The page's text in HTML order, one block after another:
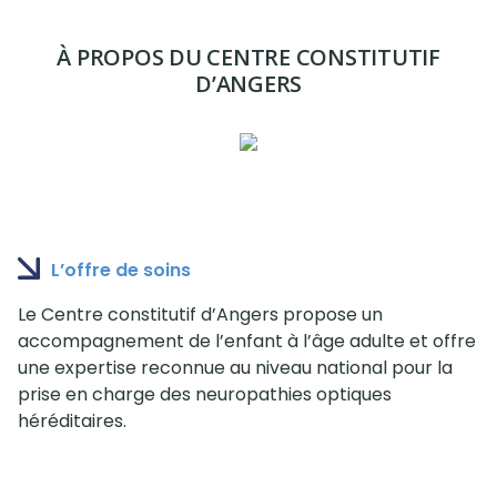
À PROPOS DU CENTRE CONSTITUTIF
D’ANGERS
L’offre de soins
Le Centre constitutif d’Angers propose un
accompagnement de l’enfant à l’âge adulte et offre
une expertise reconnue au niveau national pour la
prise en charge des neuropathies optiques
héréditaires.